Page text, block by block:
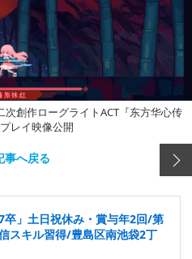
次創作ローグライトACT『东方华心传
レイ映像公開
事へ戻る
」土日祝休み・賞与年2回/第
スキル習得/豊島区南池袋2丁